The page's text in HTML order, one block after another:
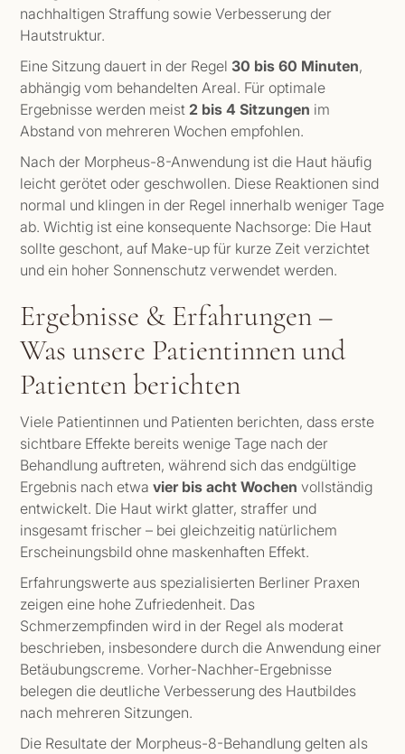
nachhaltigen Straffung sowie Verbesserung der
Hautstruktur.
Eine Sitzung dauert in der Regel 30 bis 60 Minuten,
abhängig vom behandelten Areal. Für optimale
Ergebnisse werden meist2 bis 4 Sitzungen im
Abstand von mehreren Wochen empfohlen.
Nach der Morpheus-8-Anwendung ist die Haut häufig
leicht gerötet oder geschwollen. Diese Reaktionen sind
normal und klingen in der Regel innerhalb weniger Tage
ab. Wichtig ist eine konsequente Nachsorge: Die Haut
sollte geschont, auf Make-up für kurze Zeit verzichtet
und ein hoher Sonnenschutz verwendet werden.
Ergebnisse & Erfahrungen –
Was unsere Patientinnen und
Patienten berichten
Viele Patientinnen und Patienten berichten, dass erste
sichtbare Effekte bereits wenige Tage nach der
Behandlung auftreten, während sich das endgültige
Ergebnis nach etwavier bis acht Wochen vollständig
entwickelt. Die Haut wirkt glatter, straffer und
insgesamt frischer – bei gleichzeitig natürlichem
Erscheinungsbild ohne maskenhaften Effekt.
Erfahrungswerte aus spezialisierten Berliner Praxen
zeigen eine hohe Zufriedenheit. Das
Schmerzempfinden wird in der Regel als moderat
beschrieben, insbesondere durch die Anwendung einer
Betäubungscreme. Vorher-Nachher-Ergebnisse
belegen die deutliche Verbesserung des Hautbildes
nach mehreren Sitzungen.
Die Resultate der Morpheus-8-Behandlung gelten als